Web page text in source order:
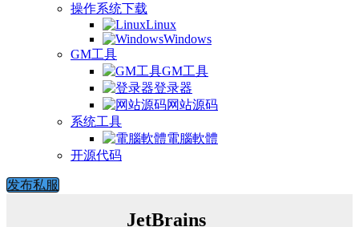
操作系统下载
Linux
Windows
GM工具
GM工具
登录器
网站源码
系统工具
電腦軟體
开源代码
发布私服
JetBrains